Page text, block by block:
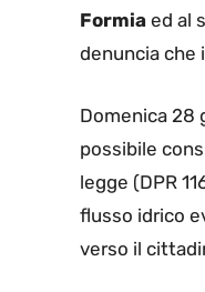
Formia ed al
denuncia che
Domenica 28
possibile
legge (DPR
flusso idrico
verso il